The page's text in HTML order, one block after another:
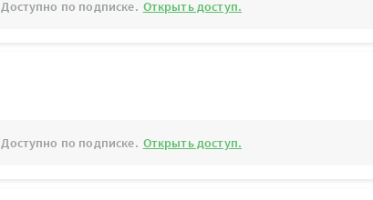
Доступно по подписке. Открыть доступ.
Доступно по подписке. Открыть доступ.